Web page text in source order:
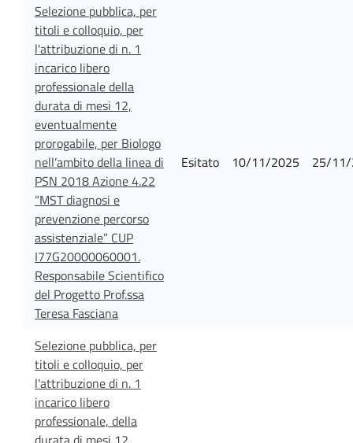
Selezione pubblica, per
titoli e colloquio, per
l'attribuzione di n. 1
incarico libero
professionale della
durata di mesi 12,
eventualmente
prorogabile, per Biologo
nell’ambito della linea di
PSN 2018 Azione 4.22
“MST diagnosi e
prevenzione percorso
assistenziale” CUP
I77G20000060001.
Responsabile Scientifico
del Progetto Prof.ssa
Teresa Fasciana
Esitato 10/11/2025 25/
Selezione pubblica, per
titoli e colloquio, per
l'attribuzione di n. 1
incarico libero
professionale, della